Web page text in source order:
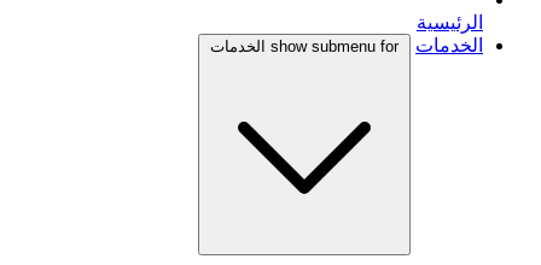
الرئيسية
الخدمات
show submenu for الخدمات